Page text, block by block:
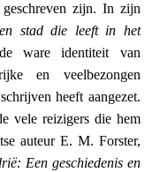
zijn. In zijn
stad die leeft in het
ware identiteit van
en veelbezongen
heeft aangezet.
vele reizigers die hem
auteur E. M. Forster,
Een geschiedenis en